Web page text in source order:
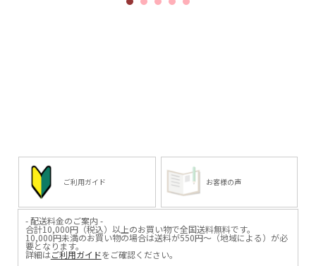
ご利用ガイド お客様の声
- 配送料金のご案内 -
合計10,000円（税込）以上のお買い物で全国送料無料です。
10,000円未満のお買い物の場合は送料が550円～（地域による）が必
要となります。
詳細はご利用ガイドをご確認ください。